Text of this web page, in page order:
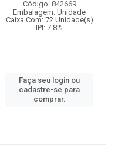
Código: 842669
Embalagem: Unidade
Caixa Com: 72 Unidade(s)
IPI: 7.8%
Faça seu login ou
cadastre-se para
comprar.